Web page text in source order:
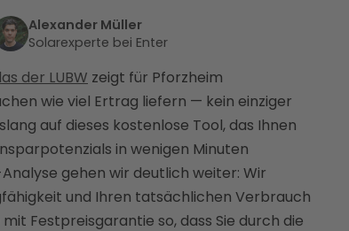
Alexander Müller
Solarexperte bei Enter
der LUBW zeigt für Pforzheim
wie viel Ertrag liefern — kein einziger
auf dieses kostenlose Tool, das Ihnen
in wenigen Minuten
gehen wir deutlich weiter: Wir
und Ihren tatsächlichen Verbrauch
Festpreisgarantie so, dass Sie durch die